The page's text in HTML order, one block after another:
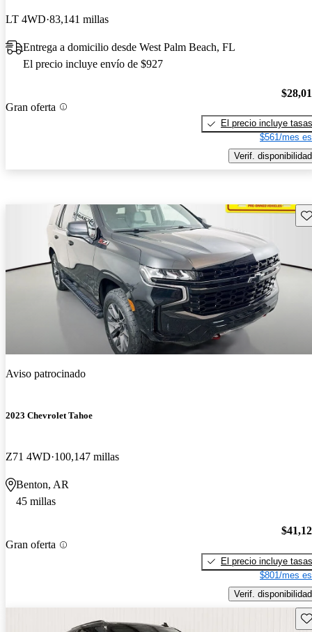
LT 4WD 83,141 millas
Entrega a domicilio desde West Palm Beach, FL
El precio incluye envío de $927
Gran oferta
El precio incluye tasas
$561/mes
Verif. disponibilidad
Aviso patrocinado
2023 Chevrolet Tahoe
Z71 4WD 100,147 millas
Benton, AR
45 millas
Gran oferta
El precio incluye tasas
$801/mes
Verif. disponibilidad